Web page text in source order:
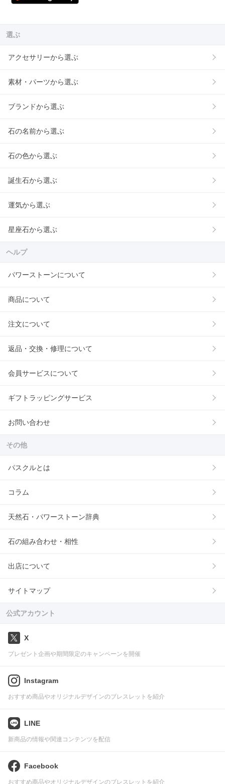
選ぶ
アクセサリーから選ぶ
素材・パーツから選ぶ
ブランドから選ぶ
石の名前から選ぶ
石の色から選ぶ
誕生石から選ぶ
運気から選ぶ
星座石から選ぶ
ヘルプ
パワーストーンについて
商品について
注文について
返品・交換・修理について
会員サービスについて
ギフトラッピングサービス
お問い合わせ
その他
パスクルとは
コラム
天然石・パワーストーン辞典
石の組み合わせ・相性
出店について
サイトマップ
公式アカウント
X
プレゼント企画や期間限定のキャンペーンを開催
Instagram
おすすめ商品やオリジナルデザインのブレスレットを紹介
LINE
新商品の情報や関連コンテンツを配信
Facebook
おすすめ商品やオリジナルデザインのブレスレットを紹介